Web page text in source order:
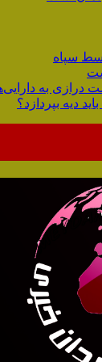
به
دیه بپردازد؟